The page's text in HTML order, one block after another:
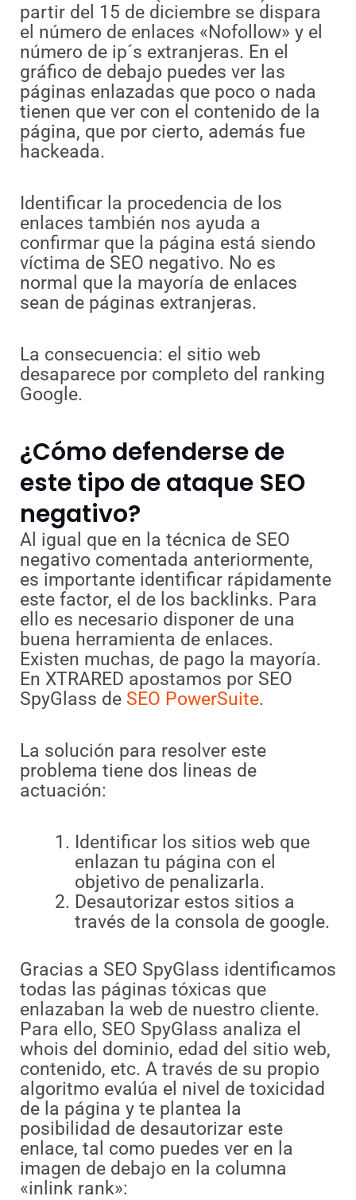
partir del 15 de diciembre se dispara
el número de enlaces «Nofollow» y el
número de ip´s extranjeras. En el
gráfico de debajo puedes ver las
páginas enlazadas que poco o nada
tienen que ver con el contenido de la
página, que por cierto, además fue
hackeada.
Identificar la procedencia de los
enlaces también nos ayuda a
confirmar que la página está siendo
víctima de SEO negativo. No es
normal que la mayoría de enlaces
sean de páginas extranjeras.
La consecuencia: el sitio web
desaparece por completo del ranking
Google.
¿Cómo defenderse de
este tipo de ataque SEO
negativo?
Al igual que en la técnica de SEO
negativo comentada anteriormente,
es importante identificar rápidamente
este factor, el de los backlinks. Para
ello es necesario disponer de una
buena herramienta de enlaces.
Existen muchas, de pago la mayoría.
En XTRARED apostamos por SEO
SpyGlass de SEO PowerSuite.
La solución para resolver este
problema tiene dos lineas de
actuación:
Identificar los sitios web que
enlazan tu página con el
objetivo de penalizarla.
Desautorizar estos sitios a
través de la consola de google.
Gracias a SEO SpyGlass identificamos
todas las páginas tóxicas que
enlazaban la web de nuestro cliente.
Para ello, SEO SpyGlass analiza el
whois del dominio, edad del sitio web,
contenido, etc. A través de su propio
algoritmo evalúa el nivel de toxicidad
de la página y te plantea la
posibilidad de desautorizar este
enlace, tal como puedes ver en la
imagen de debajo en la columna
«inlink rank»: